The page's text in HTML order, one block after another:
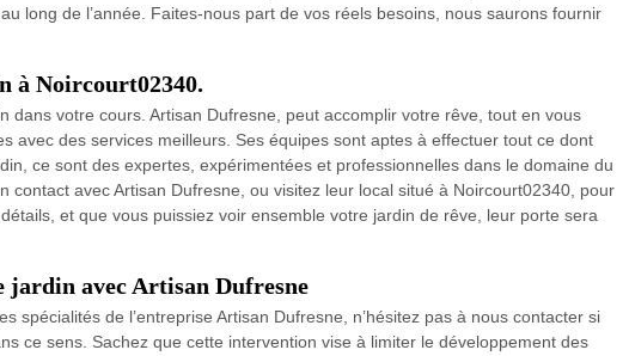
long de l’année. Faites-nous part de vos réels besoins, nous saurons fournir
à Noircourt02340.
dans votre cours. Artisan Dufresne, peut accomplir votre rêve, tout en vous
avec des services meilleurs. Ses équipes sont aptes à effectuer tout ce dont
ce sont des expertes, expérimentées et professionnelles dans le domaine du
contact avec Artisan Dufresne, ou visitez leur local situé à Noircourt02340, pour
et que vous puissiez voir ensemble votre jardin de rêve, leur porte sera
jardin avec Artisan Dufresne
spécialités de l’entreprise Artisan Dufresne, n’hésitez pas à nous contacter si
ce sens. Sachez que cette intervention vise à limiter le développement des